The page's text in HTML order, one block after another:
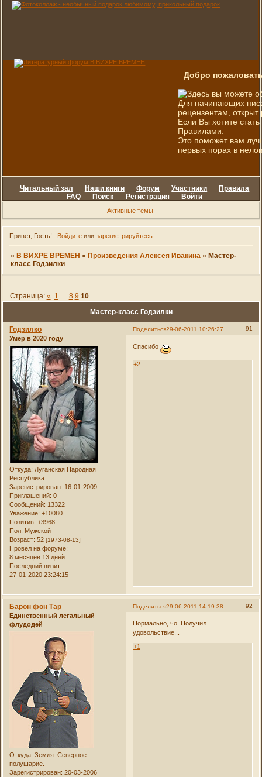
Добро
Здесь вы можете
Для начинающих
рецензентам, открыт
Если Вы хотите
Правилами.
Это поможет вам
первых порах в
Читальный зал Наши книги Форум Участники
Правила
FAQ
Поиск Регистрация Войти
Активные темы
Привет, Гость! Войдитеили зарегистрируйтесь.
» В ВИХРЕ ВРЕМЕН » Произведения Алексея Ивакина » Мастер-
класс Годзилки
Мастер-класс Годзилки
Страница: « 1 … 8 9 10
Поделиться 91
29-06-2011 10:26:27
Годзилко
Умер в 2020 году
Откуда: Луганская Народная
Республика
Зарегистрирован: 16-01-2009
Приглашений: 0
Сообщений: 13322
Уважение: +10080
Позитив: +3968
Пол: Мужской
Возраст: 52[1973-08-13]
Провел на форуме:
8 месяцев 13 дней
Последний визит:
27-01-2020 23:24:15
Спасибо
+2
Поделиться 92
29-06-2011 14:19:38
Барон фон Тар
Единственный легальный
флудодей
Откуда: Земля. Северное
полушарие.
Зарегистрирован: 20-03-2006
Нормально, чо. Получил
удовольствие...
+1